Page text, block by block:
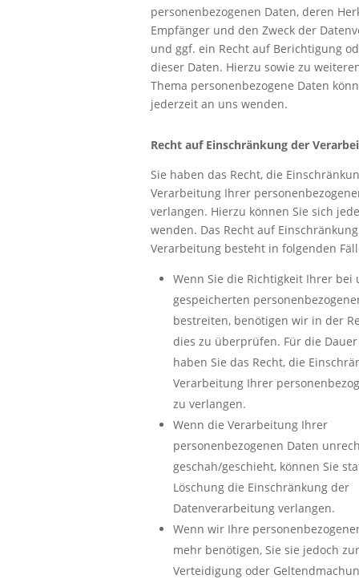
personenbezogenen Daten, deren
Empfänger und den Zweck der
und ggf. ein Recht auf Berichtigung
dieser Daten. Hierzu sowie zu
Thema personenbezogene Daten
jederzeit an uns wenden.
Recht auf Einschränkung der
Sie haben das Recht, die
Verarbeitung Ihrer
verlangen. Hierzu können Sie sich
wenden. Das Recht auf
Verarbeitung besteht in folgenden
Wenn Sie die Richtigkeit Ihrer bei
gespeicherten
bestreiten, benötigen wir in der
dies zu überprüfen. Für die
haben Sie das Recht, die
Verarbeitung Ihrer
zu verlangen.
Wenn die Verarbeitung Ihrer
personenbezogenen Daten
geschah/geschieht, können Sie
Löschung die Einschränkung der
Datenverarbeitung verlangen.
Wenn wir Ihre
mehr benötigen, Sie sie jedoch
Verteidigung oder